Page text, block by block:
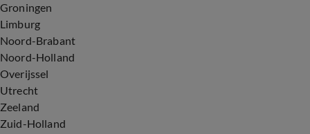
Groningen
Limburg
Noord-Brabant
Noord-Holland
Overijssel
Utrecht
Zeeland
Zuid-Holland